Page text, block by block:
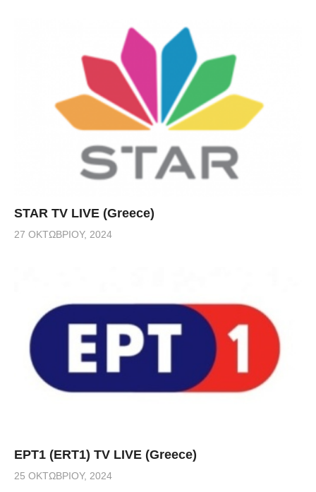
STAR TV LIVE (Greece)
27 ΟΚΤΩΒΡΊΟΥ, 2024
ΕΡΤ1 (ERT1) TV LIVE (Greece)
25 ΟΚΤΩΒΡΊΟΥ, 2024